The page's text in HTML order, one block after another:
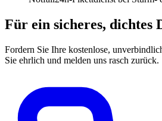
Für ein sicheres, dichtes
Fordern Sie Ihre kostenlose,
Sie ehrlich und melden uns rasch zurück.